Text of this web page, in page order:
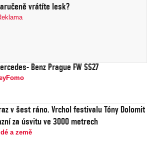
vrátíte lesk?
Benz Prague FW SS27
v šest ráno. Vrchol festivalu Tóny Dolomit
za úsvitu ve 3000 metrech
a země